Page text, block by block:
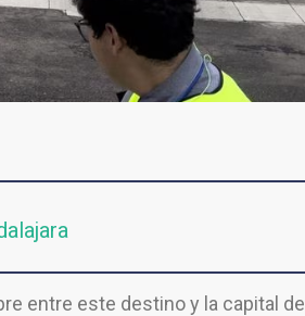
entre este destino y la capital de